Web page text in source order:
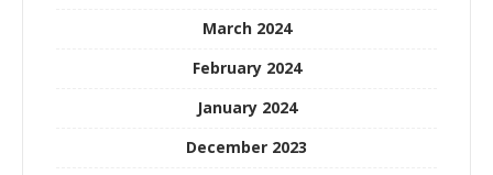
March 2024
February 2024
January 2024
December 2023